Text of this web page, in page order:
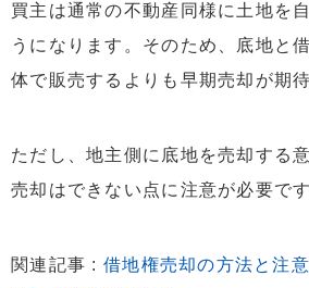
買主は通常の不動産同様に土地を
うになります。そのため、底地と
体で販売するよりも早期売却が期
ただし、地主側に底地を売却する
売却はできない点に注意が必要です
関連記事 : 借地権売却の方法と注